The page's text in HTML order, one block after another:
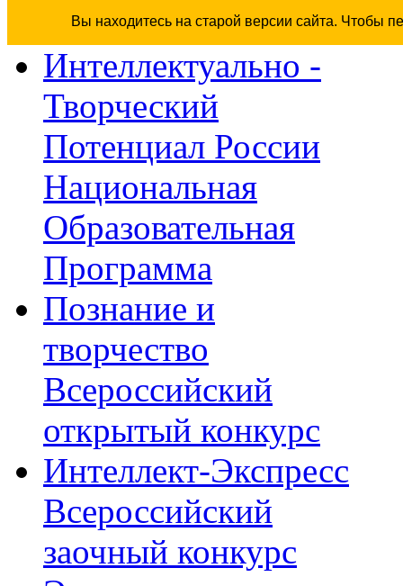
Вы находитесь на старой версии сайта. Чтобы
Интеллектуально -
Творческий
Потенциал России
Национальная
Образовательная
Программа
Познание и
творчество
Всероссийский
открытый конкурс
Интеллект-Экспресс
Всероссийский
заочный конкурс